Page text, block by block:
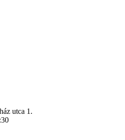
utca 1.